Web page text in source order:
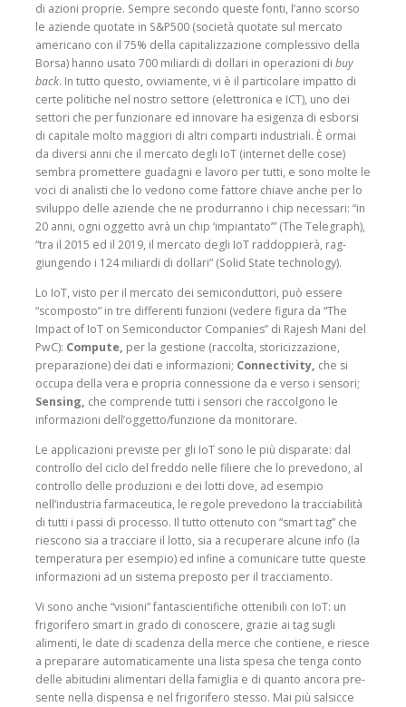
di azioni pro­prie. Sempre secondo queste fonti, l’anno scorso
le aziende quotate in S&P500 (società quotate sul mercato
americano con il 75% della capitaliz­zazione complessivo della
Borsa) hanno usato 700 miliardi di dollari in opera­zioni di buy
back. In tutto questo, ovviamente, vi è il particolare impatto di
certe politiche nel nostro settore (elettronica e ICT), uno dei
settori che per funzionare ed innovare ha esigenza di esborsi
di capi­tale molto maggiori di altri comparti industriali. È ormai
da diversi anni che il mercato degli IoT (internet delle cose)
sem­bra promettere guadagni e lavoro per tutti, e sono molte le
voci di anali­sti che lo vedono come fattore chiave anche per lo
sviluppo delle aziende che ne produrranno i chip necessari: “in
20 anni, ogni oggetto avrà un chip ‘impiantato’” (The Tele­graph),
“tra il 2015 ed il 2019, il mercato degli IoT raddoppierà, rag­
giungendo i 124 miliardi di dollari” (Solid State technology).
Lo IoT, visto per il mer­cato dei semiconduttori, può essere
“scomposto” in tre differenti funzioni (vedere figura da “The
Impact of IoT on Semi­conductor Companies” di Rajesh Mani del
PwC): Compute, per la gestione (raccolta, storicizzazione,
preparazione) dei dati e informazioni; Connecti­vity, che si
occupa della vera e propria connes­sione da e verso i sensori;
Sensing, che comprende tutti i sensori che raccolgono le
informazioni dell’oggetto/funzione da monitorare.
Le applica­zioni previste per gli IoT sono le più dispa­rate: dal
con­trollo del ciclo del freddo nelle filiere che lo preve­dono, al
con­trollo delle produzioni e dei lotti dove, ad esempio
nell’industria farmaceutica, le regole pre­vedono la trac­ciabilità
di tutti i passi di processo. Il tutto otte­nuto con “smart tag” che
riescono sia a trac­ciare il lotto, sia a recu­perare alcune info (la
temperatura per esempio) ed infine a comunicare tutte queste
informazioni ad un sistema preposto per il tracciamento.
Vi sono anche “visioni” fantascientifiche otteni­bili con IoT: un
frigorifero smart in grado di conoscere, grazie ai tag sugli
alimenti, le date di sca­denza della merce che contiene, e riesce
a preparare automaticamente una lista spesa che tenga conto
delle abitudini ali­mentari della famiglia e di quanto ancora pre­
sente nella dispensa e nel frigorifero stesso. Mai più salsicce